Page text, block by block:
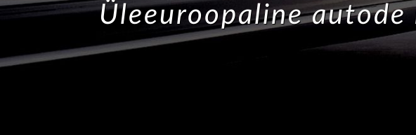
Üleeuroopaline